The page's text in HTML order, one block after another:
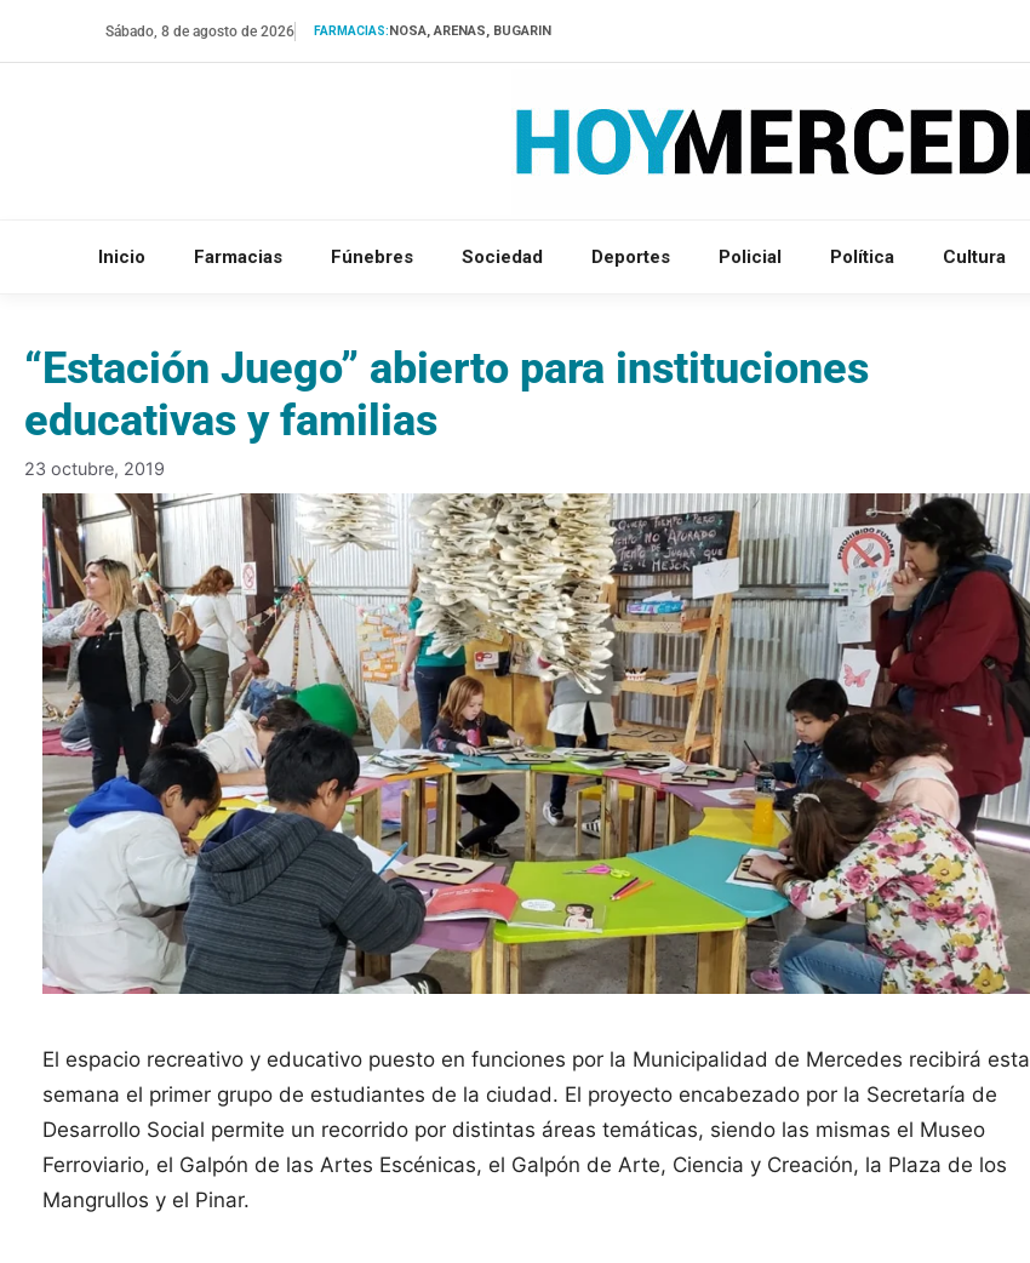
Sábado, 8 de agosto de 2026 FARMACIAS:NOSA, ARENAS, BUGARIN
Inicio Farmacias Fúnebres Sociedad Deportes Policial Política Cultura
“Estación Juego” abierto para instituciones
educativas y familias
23 octubre, 2019
El espacio recreativo y educativo puesto en funciones por la Municipalidad de Mercedes recibirá esta
semana el primer grupo de estudiantes de la ciudad. El proyecto encabezado por la Secretaría de
Desarrollo Social permite un recorrido por distintas áreas temáticas, siendo las mismas el Museo
Ferroviario, el Galpón de las Artes Escénicas, el Galpón de Arte, Ciencia y Creación, la Plaza de los
Mangrullos y el Pinar.